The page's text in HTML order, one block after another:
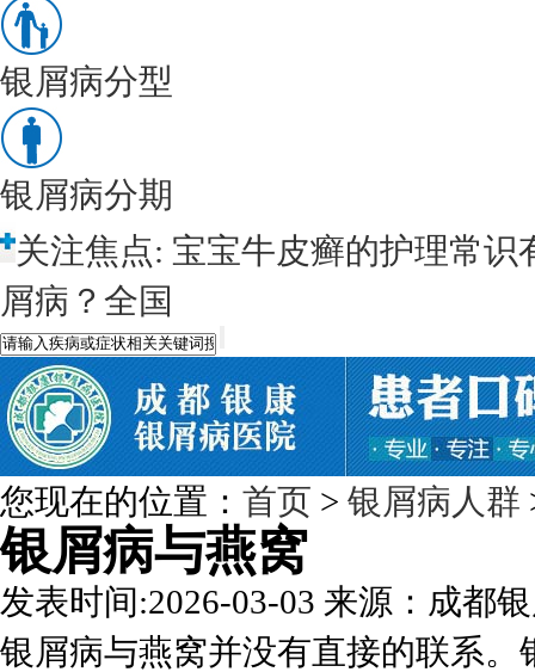
银屑病分型
银屑病分期
关注焦点: 宝宝牛皮癣的护理常识
屑病？全国
您现在的位置： 首页 > 银屑病人群
银屑病与燕窝
发表时间:2026-03-03 来源：成都
银屑病与燕窝并没有直接的联系